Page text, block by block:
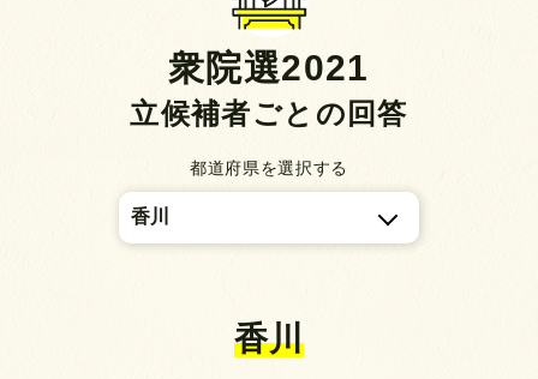
衆院選2021
立候補者ごとの回答
都道府県を選択する
香川